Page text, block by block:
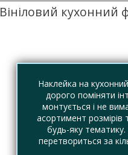
Вініловий
Наклейка на
дорого поміняти
монтується і не
асортимент
будь-яку
перетвориться за